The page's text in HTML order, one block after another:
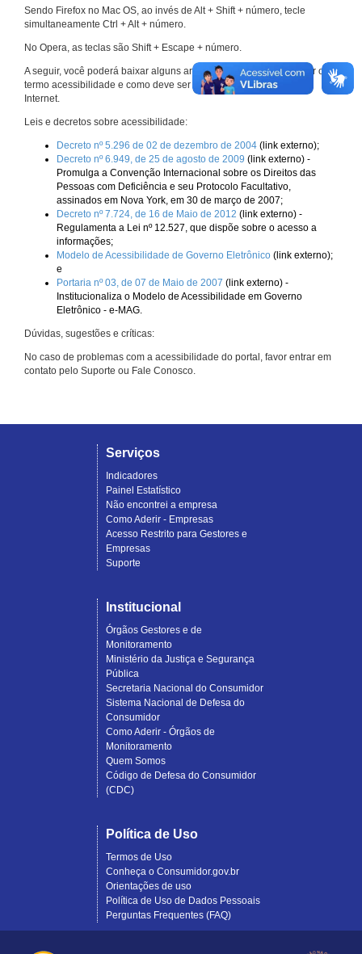
Sendo Firefox no Mac OS, ao invés de Alt + Shift + número, tecle
simultaneamente Ctrl + Alt + número.
No Opera, as teclas são Shift + Escape + número.
A seguir, você poderá baixar alguns arquivos que explicam melhor o
termo acessibilidade e como deve ser implementado nos sites da
Internet.
Leis e decretos sobre acessibilidade:
Decreto nº 5.296 de 02 de dezembro de 2004 (link externo);
Decreto nº 6.949, de 25 de agosto de 2009 (link externo) -
Promulga a Convenção Internacional sobre os Direitos das
Pessoas com Deficiência e seu Protocolo Facultativo,
assinados em Nova York, em 30 de março de 2007;
Decreto nº 7.724, de 16 de Maio de 2012 (link externo) -
Regulamenta a Lei nº 12.527, que dispõe sobre o acesso a
informações;
Modelo de Acessibilidade de Governo Eletrônico (link externo);
e
Portaria nº 03, de 07 de Maio de 2007 (link externo) -
Institucionaliza o Modelo de Acessibilidade em Governo
Eletrônico - e-MAG.
Dúvidas, sugestões e críticas:
No caso de problemas com a acessibilidade do portal, favor entrar em
contato pelo Suporte ou Fale Conosco.
Serviços
Indicadores
Painel Estatístico
Não encontrei a empresa
Como Aderir - Empresas
Acesso Restrito para Gestores e
Empresas
Suporte
Institucional
Órgãos Gestores e de
Monitoramento
Ministério da Justiça e Segurança
Pública
Secretaria Nacional do Consumidor
Sistema Nacional de Defesa do
Consumidor
Como Aderir - Órgãos de
Monitoramento
Quem Somos
Código de Defesa do Consumidor
(CDC)
Política de Uso
Termos de Uso
Conheça o Consumidor.gov.br
Orientações de uso
Política de Uso de Dados Pessoais
Perguntas Frequentes (FAQ)